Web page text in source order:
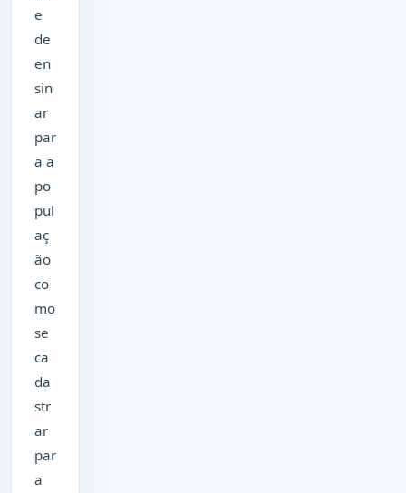
e
de
en
sin
ar
par
a a
po
pul
aç
ão
co
mo
se
ca
da
str
ar
par
a